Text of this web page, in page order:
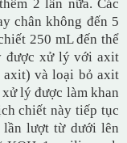
2 lần nữa. Các
chân không đến 5
250 mL đến thể
được xử lý với axit
axit) và loại bỏ axit
lý được làm khan
chiết này tiếp tục
lần lượt từ dưới lên